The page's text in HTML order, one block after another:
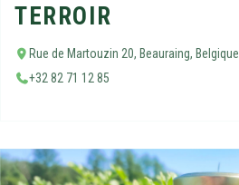
TERROIR
Rue de Martouzin 20, Beauraing, Belgique
+32 82 71 12 85